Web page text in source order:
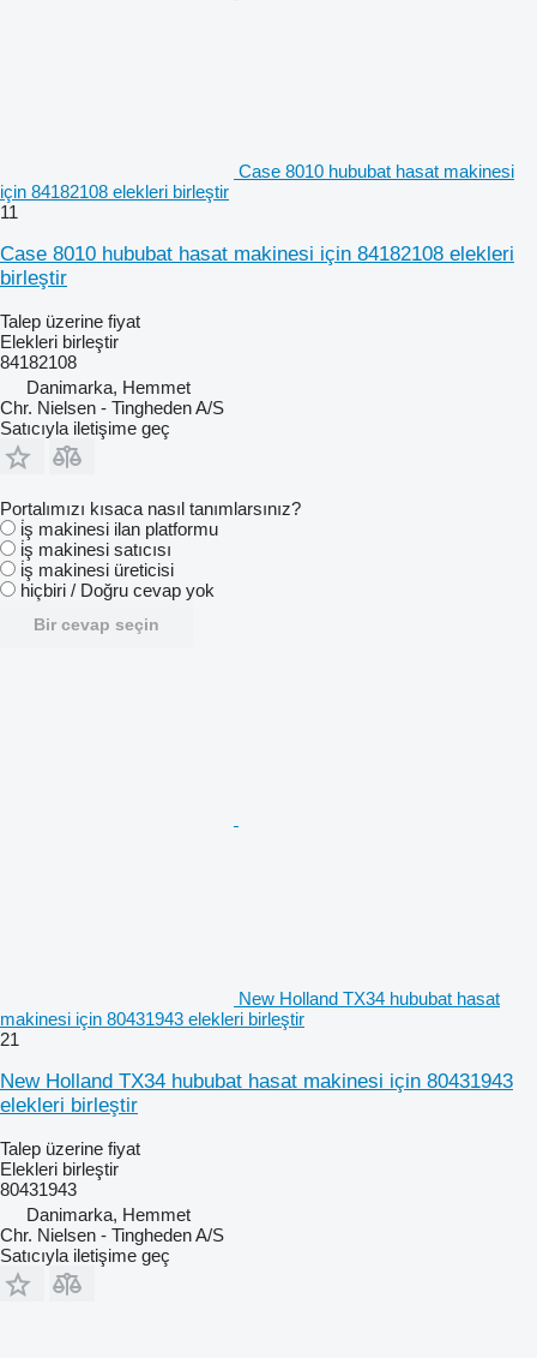
Case 8010 hububat hasat makinesi
için 84182108 elekleri birleştir
11
Case 8010 hububat hasat makinesi için 84182108 elekleri
birleştir
Talep üzerine fiyat
Elekleri birleştir
84182108
Danimarka, Hemmet
Chr. Nielsen - Tingheden A/S
Satıcıyla iletişime geç
Portalımızı kısaca nasıl tanımlarsınız?
i̇ş makinesi ilan platformu
i̇ş makinesi satıcısı
i̇ş makinesi üreticisi
hiçbiri / Doğru cevap yok
Bir cevap seçin
New Holland TX34 hububat hasat
makinesi için 80431943 elekleri birleştir
21
New Holland TX34 hububat hasat makinesi için 80431943
elekleri birleştir
Talep üzerine fiyat
Elekleri birleştir
80431943
Danimarka, Hemmet
Chr. Nielsen - Tingheden A/S
Satıcıyla iletişime geç